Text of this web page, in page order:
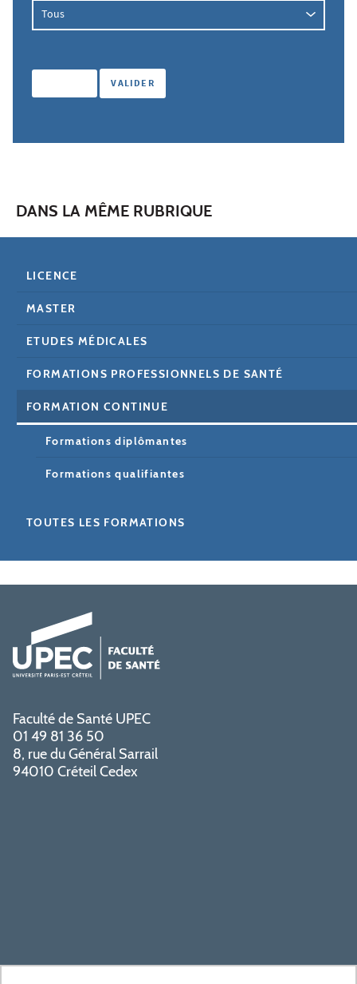
DANS LA MÊME RUBRIQUE
LICENCE
MASTER
ETUDES MÉDICALES
FORMATIONS PROFESSIONNELS DE SANTÉ
FORMATION CONTINUE
Formations diplômantes
Formations qualifiantes
TOUTES LES FORMATIONS
Faculté de Santé UPEC
01 49 81 36 50
8, rue du Général Sarrail
94010 Créteil Cedex